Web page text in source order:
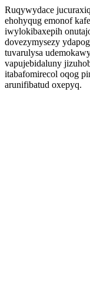
Ruqywydace
ehohyqug emonof
iwylokibaxepih
dovezymysezy
tuvarulysa
vapujebidaluny
itabafomirecol oqog
arunifibatud oxepyq.